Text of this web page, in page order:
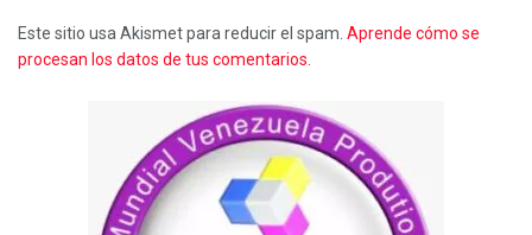
Este sitio usa Akismet para reducir el spam. Aprende cómo se
procesan los datos de tus comentarios.